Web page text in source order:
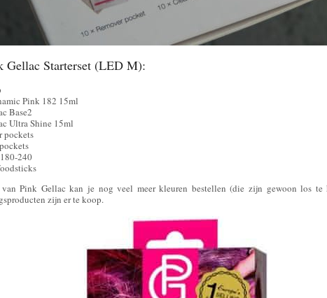
Gellac Starterset (LED M):
Pink 182 15ml
Base2
Ultra Shine 15ml
pockets
240
Pink Gellac kan je nog veel meer kleuren bestellen (die zijn gewoon los te
zijn er te koop.